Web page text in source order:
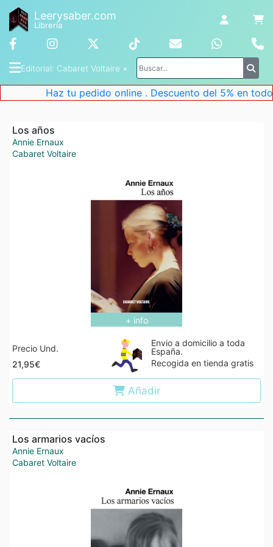
Leerysaber.com
Librería
Editorial: Cabaret Voltaire ×
Haz tu pedido online . Descuento del 5% en
Los años
Annie Ernaux
Cabaret Voltaire
+ info
Precio Und.
21,95€
Envio a domicilio a toda
España.
Recogida en tienda gratis
Añadir
Los armarios vacíos
Annie Ernaux
Cabaret Voltaire